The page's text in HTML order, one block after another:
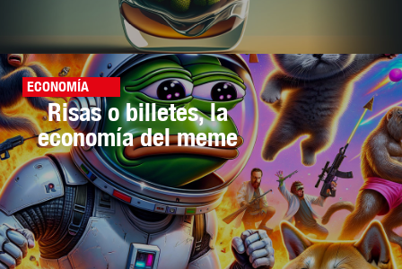
ECONOMÍA
Risas o billetes, la
economía del meme